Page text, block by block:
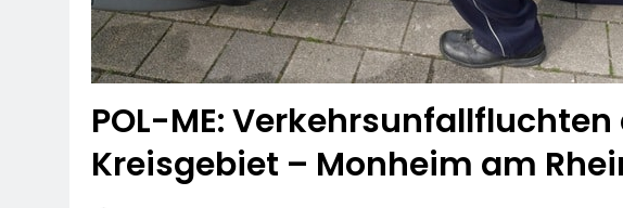
POL-ME:
Kreisgebiet – Monheim am